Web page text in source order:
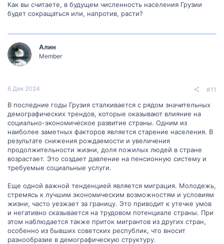
Как вы считаете, в будущем численность населения Грузии
будет сокращаться или, напротив, расти?
Алин
Member
6 Дек 2024 #11
В последние годы Грузия сталкивается с рядом значительных
демографических трендов, которые оказывают влияние на
социально-экономическое развитие страны. Одним из
наиболее заметных факторов является старение населения. В
результате снижения рождаемости и увеличения
продолжительности жизни, доля пожилых людей в стране
возрастает. Это создает давление на пенсионную систему и
требуемые социальные услуги.
Еще одной важной тенденцией является миграция. Молодежь,
стремясь к лучшим экономическим возможностям и условиям
жизни, часто уезжает за границу. Это приводит к утечке умов
и негативно сказывается на трудовом потенциале страны. При
этом наблюдается также приток мигрантов из других стран,
особенно из бывших советских республик, что вносит
разнообразие в демографическую структуру.